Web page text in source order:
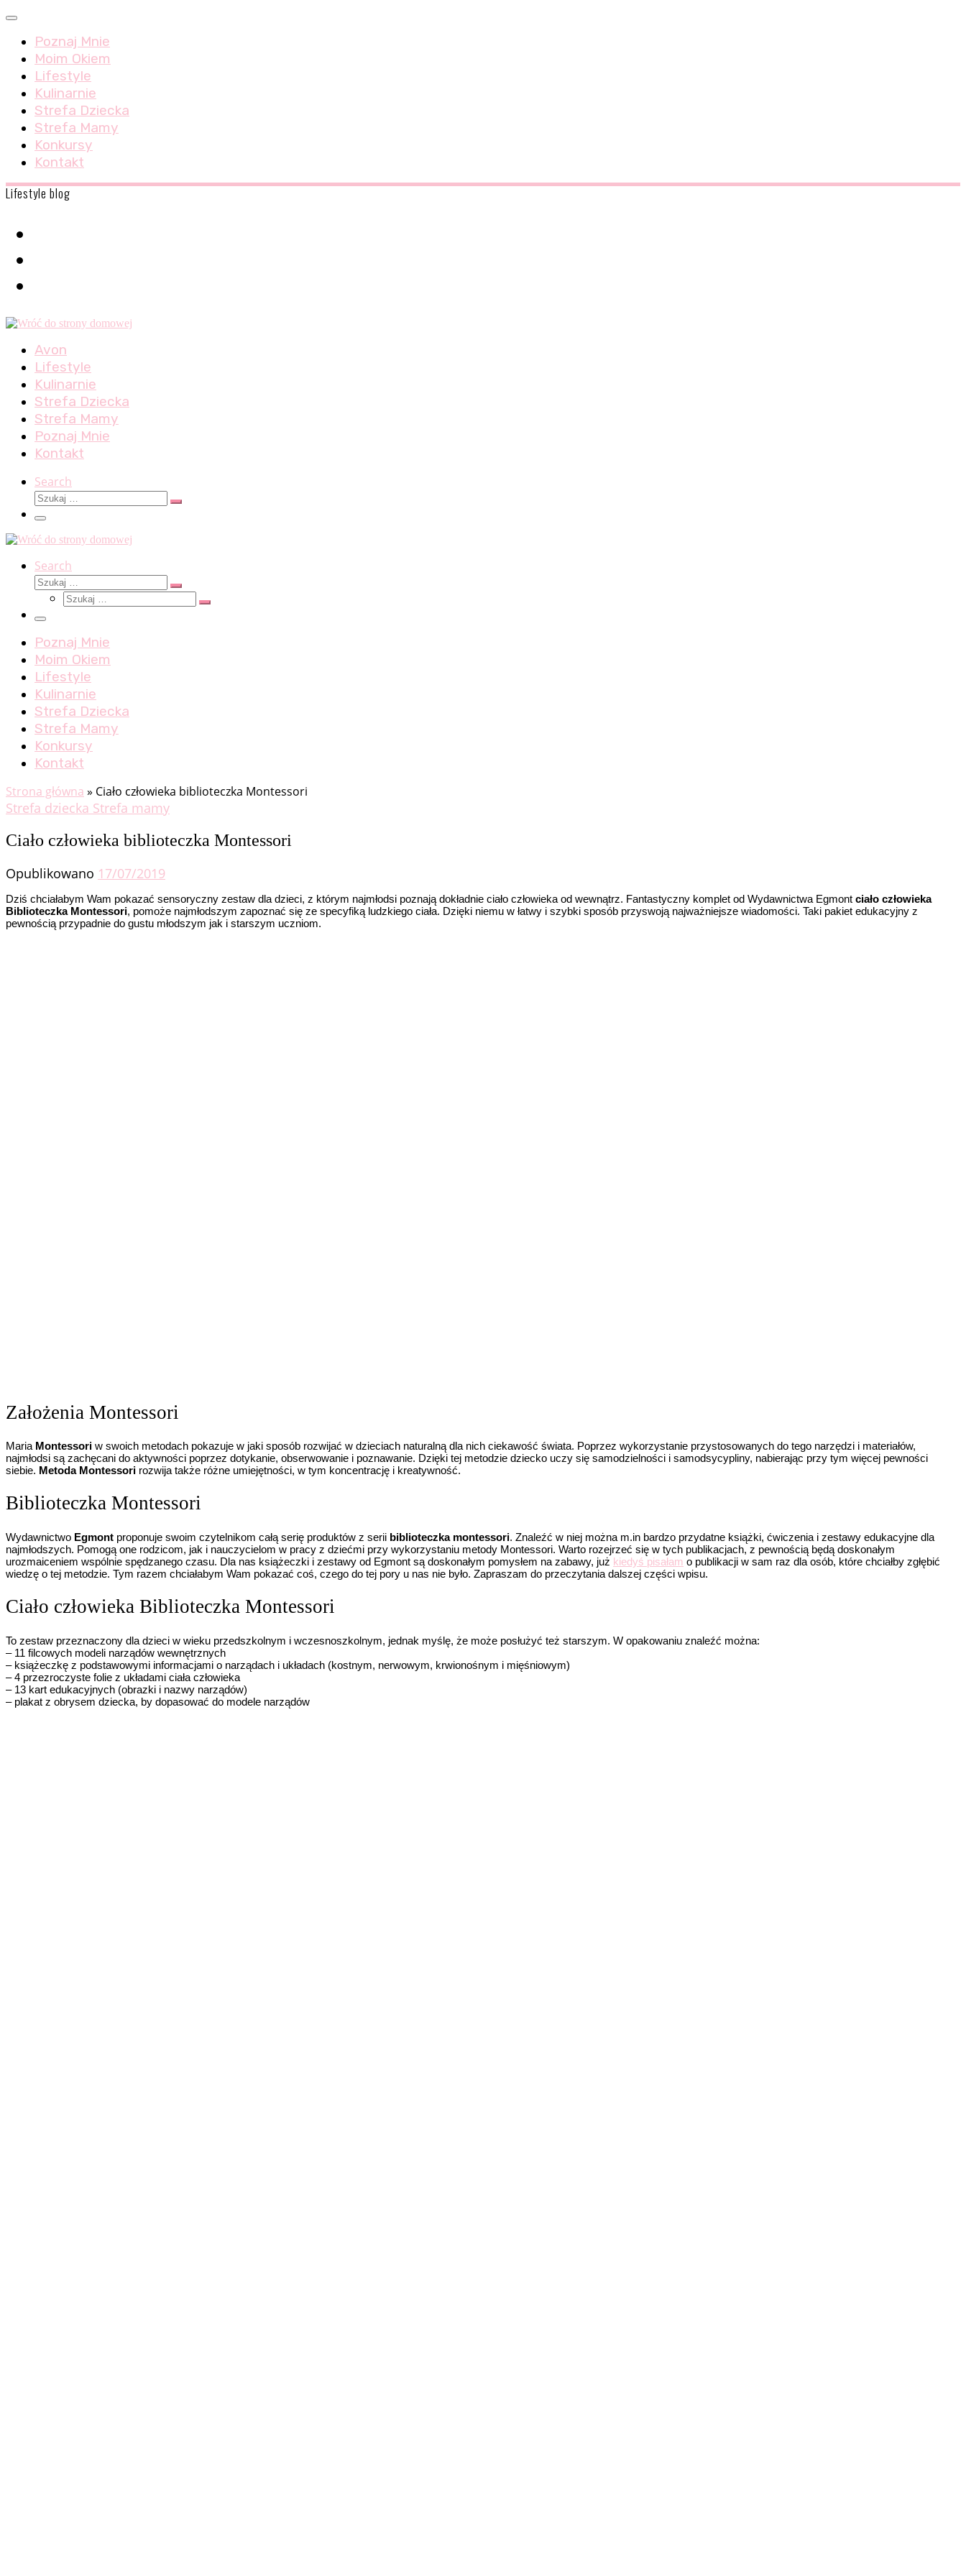
Skip
content
Menu
Poznaj Mnie
Moim Okiem
Lifestyle
Kulinarnie
Strefa Dziecka
Strefa Mamy
Konkursy
Kontakt
Lifestyle blog
Avon
Lifestyle
Kulinarnie
Strefa Dziecka
Strefa Mamy
Poznaj Mnie
Kontakt
Search
Szukaj
Szukaj
Menu
Search
Szukaj
Szukaj
Szukaj
Szukaj
Menu
Poznaj Mnie
Moim Okiem
Lifestyle
Kulinarnie
Strefa Dziecka
Strefa Mamy
Konkursy
Kontakt
Strona główna » Ciało człowieka biblioteczka Montessori
Strefa dziecka Strefa mamy
Ciało człowieka biblioteczka Montessori
Opublikowano 17/07/2019
Dziś chciałabym Wam pokazać sensoryczny zestaw dla dzieci, z którym najmłodsi poznają dokładnie ciało człowieka od wewnątrz. Fantastyczny komplet od Wydawnictwa Egmont ciało człowieka
Biblioteczka Montessori, pomoże najmłodszym zapoznać się ze specyfiką ludzkiego ciała. Dzięki niemu w łatwy i szybki sposób przyswoją najważniejsze wiadomości. Taki pakiet edukacyjny z
pewnością przypadnie do gustu młodszym jak i starszym uczniom.
Założenia Montessori
Maria Montessori w swoich metodach pokazuje w jaki sposób rozwijać w dzieciach naturalną dla nich ciekawość świata. Poprzez wykorzystanie przystosowanych do tego narzędzi i materiałów,
najmłodsi są zachęcani do aktywności poprzez dotykanie, obserwowanie i poznawanie. Dzięki tej metodzie dziecko uczy się samodzielności i samodsycypliny, nabierając przy tym więcej pewności
siebie. Metoda Montessori rozwija także różne umiejętności, w tym koncentrację i kreatywność.
Biblioteczka Montessori
Wydawnictwo Egmont proponuje swoim czytelnikom całą serię produktów z serii biblioteczka montessori. Znaleźć w niej można m.in bardzo przydatne książki, ćwiczenia i zestawy edukacyjne dla
najmłodszych. Pomogą one rodzicom, jak i nauczycielom w pracy z dziećmi przy wykorzystaniu metody Montessori. Warto rozejrzeć się w tych publikacjach, z pewnością będą doskonałym
urozmaiceniem wspólnie spędzanego czasu. Dla nas książeczki i zestawy od Egmont są doskonałym pomysłem na zabawy, już kiedyś pisałam o publikacji w sam raz dla osób, które chciałby zgłębić
wiedzę o tej metodzie. Tym razem chciałabym Wam pokazać coś, czego do tej pory u nas nie było. Zapraszam do przeczytania dalszej części wpisu.
Ciało człowieka Biblioteczka Montessori
To zestaw przeznaczony dla dzieci w wieku przedszkolnym i wczesnoszkolnym, jednak myślę, że może posłużyć też starszym. W opakowaniu znaleźć można:
– 11 filcowych modeli narządów wewnętrznych
– książeczkę z podstawowymi informacjami o narządach i układach (kostnym, nerwowym, krwionośnym i mięśniowym)
– 4 przezroczyste folie z układami ciała człowieka
– 13 kart edukacyjnych (obrazki i nazwy narządów)
– plakat z obrysem dziecka, by dopasować do modele narządów